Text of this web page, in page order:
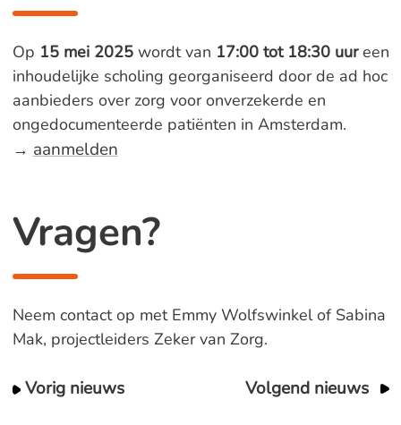
Op 15 mei 2025wordt van 17:00 tot 18:30 uureen
inhoudelijke scholing georganiseerd door de ad hoc
aanbieders over zorg voor onverzekerde en
ongedocumenteerde patiënten in Amsterdam.
→ aanmelden
Vragen?
Neem contact op met Emmy Wolfswinkel of Sabina
Mak, projectleiders Zeker van Zorg.
Vorig nieuws Volgend nieuws